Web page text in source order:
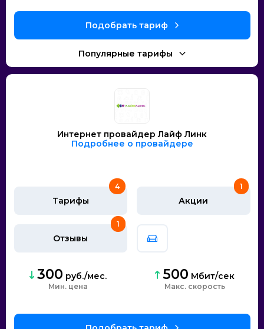
Интернет провайдер Лайф Линк
Подробнее о провайдере
Тарифы
4
Акции
1
Отзывы
1
300 руб./мес.
Мин. цена
500 Мбит/сек
скорость